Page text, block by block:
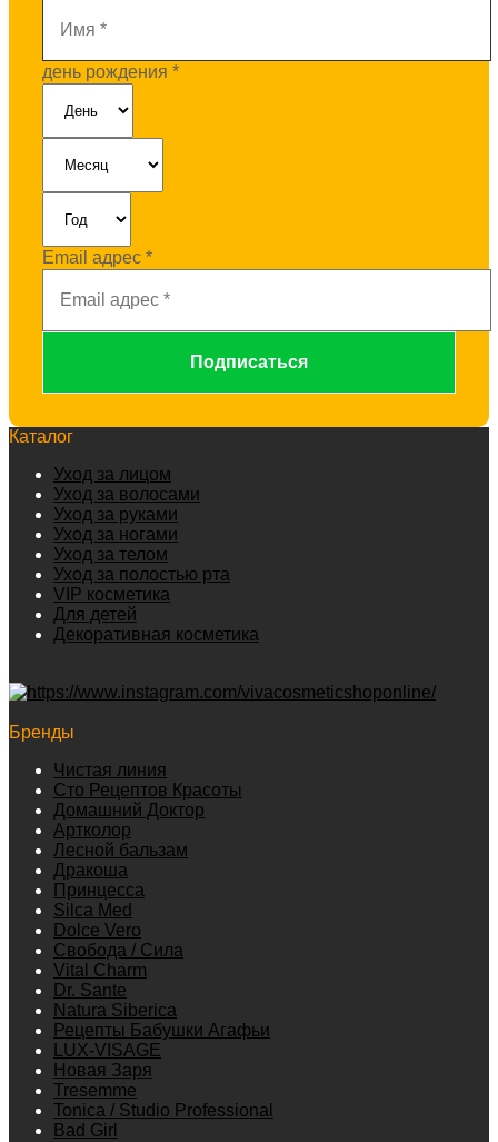
день рождения *
Email адрес *
Каталог
Уход за лицом
Уход за волосами
Уход за руками
Уход за ногами
Уход за телом
Уход за полостью рта
VIP косметика
Для детей
Декоративная косметика
Бренды
Чистая линия
Сто Рецептов Красоты
Домашний Доктор
Артколор
Лесной бальзам
Дракоша
Принцесса
Silca Med
Dolce Vero
Свобода / Сила
Vital Charm
Dr. Sante
Natura Siberica
Рецепты Бабушки Агафьи
LUX-VISAGE
Новая Заря
Tresemme
Tonica / Studio Professional
Bad Girl